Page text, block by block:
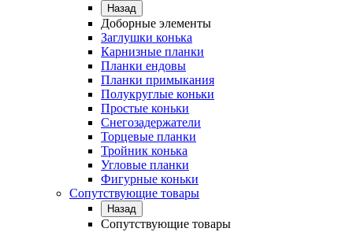
Назад
Доборные элементы
Заглушки конька
Карнизные планки
Планки ендовы
Планки примыкания
Полукруглые коньки
Простые коньки
Снегозадержатели
Торцевые планки
Тройник конька
Угловые планки
Фигурные коньки
Сопутствующие товары
Назад
Сопутствующие товары